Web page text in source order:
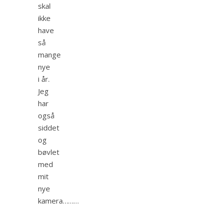
skal
ikke
have
så
mange
nye
i år.
Jeg
har
også
siddet
og
bøvlet
med
mit
nye
kamera………